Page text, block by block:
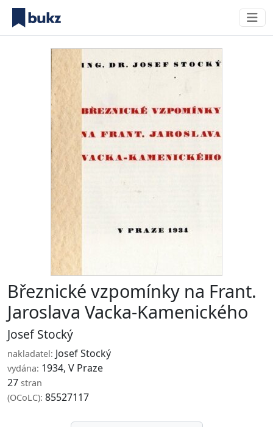
Březnické vzpomínky na Frant.
Jaroslava Vacka-Kamenického
Josef Stocký
nakladatel: Josef Stocký
vydána: 1934, V Praze
27 stran
(OCoLC): 85527117